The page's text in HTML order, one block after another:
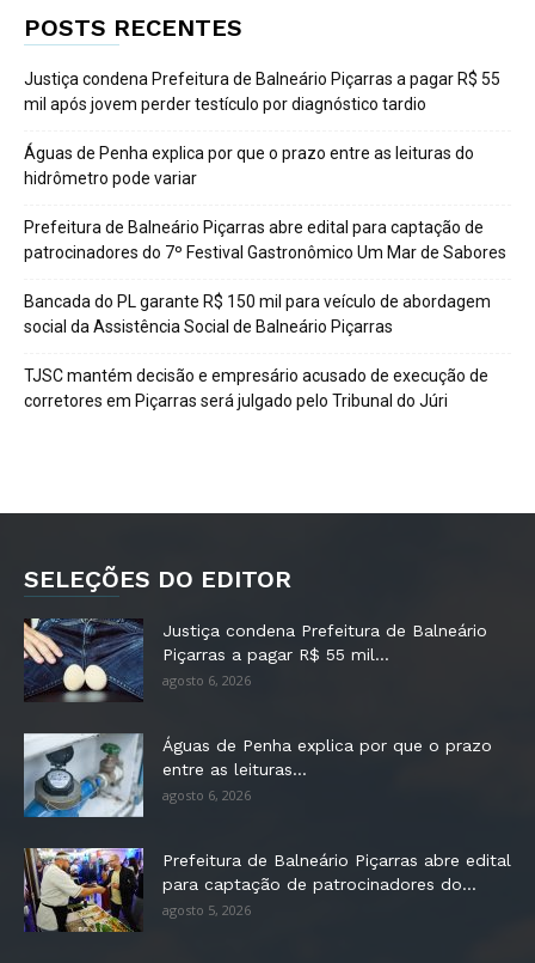
POSTS RECENTES
Justiça condena Prefeitura de Balneário Piçarras a pagar R$ 55
mil após jovem perder testículo por diagnóstico tardio
Águas de Penha explica por que o prazo entre as leituras do
hidrômetro pode variar
Prefeitura de Balneário Piçarras abre edital para captação de
patrocinadores do 7º Festival Gastronômico Um Mar de Sabores
Bancada do PL garante R$ 150 mil para veículo de abordagem
social da Assistência Social de Balneário Piçarras
TJSC mantém decisão e empresário acusado de execução de
corretores em Piçarras será julgado pelo Tribunal do Júri
SELEÇÕES DO EDITOR
Justiça condena Prefeitura de Balneário
Piçarras a pagar R$ 55 mil...
agosto 6, 2026
Águas de Penha explica por que o prazo
entre as leituras...
agosto 6, 2026
Prefeitura de Balneário Piçarras abre edital
para captação de patrocinadores do...
agosto 5, 2026